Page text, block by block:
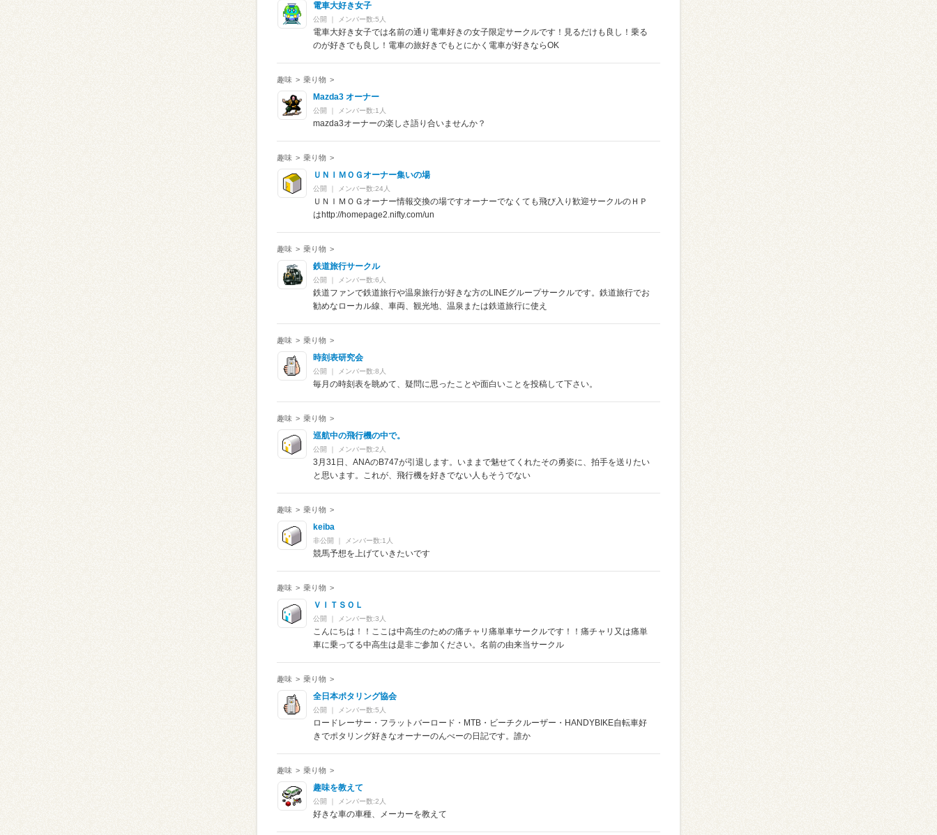
電車大好き女子
公開 メンバー数:5人
電車大好き女子では名前の通り電車好きの女子限定サークルです！見るだけも良し！乗る
のが好きでも良し！電車の旅好きでもとにかく電車が好きならOK
趣味 > 乗り物 >
Mazda3 オーナー
公開 メンバー数:1人
mazda3オーナーの楽しさ語り合いませんか？
趣味 > 乗り物 >
ＵＮＩＭＯＧオーナー集いの場
公開 メンバー数:24人
ＵＮＩＭＯＧオーナー情報交換の場ですオーナーでなくても飛び入り歓迎サークルのＨＰ
はhttp://homepage2.nifty.com/un
趣味 > 乗り物 >
鉄道旅行サークル
公開 メンバー数:6人
鉄道ファンで鉄道旅行や温泉旅行が好きな方のLINEグループサークルです。鉄道旅行でお
勧めなローカル線、車両、観光地、温泉または鉄道旅行に使え
趣味 > 乗り物 >
時刻表研究会
公開 メンバー数:8人
毎月の時刻表を眺めて、疑問に思ったことや面白いことを投稿して下さい。
趣味 > 乗り物 >
巡航中の飛行機の中で。
公開 メンバー数:2人
3月31日、ANAのB747が引退します。いままで魅せてくれたその勇姿に、拍手を送りたい
と思います。これが、飛行機を好きでない人もそうでない
趣味 > 乗り物 >
keiba
非公開 メンバー数:1人
競馬予想を上げていきたいです
趣味 > 乗り物 >
ＶＩＴＳＯＬ
公開 メンバー数:3人
こんにちは！！ここは中高生のための痛チャリ痛単車サークルです！！痛チャリ又は痛単
車に乗ってる中高生は是非ご参加ください。名前の由来当サークル
趣味 > 乗り物 >
全日本ポタリング協会
公開 メンバー数:5人
ロードレーサー・フラットバーロード・MTB・ビーチクルーザー・HANDYBIKE自転車好
きでポタリング好きなオーナーのんべーの日記です。誰か
趣味 > 乗り物 >
趣味を教えて
公開 メンバー数:2人
好きな車の車種、メーカーを教えて